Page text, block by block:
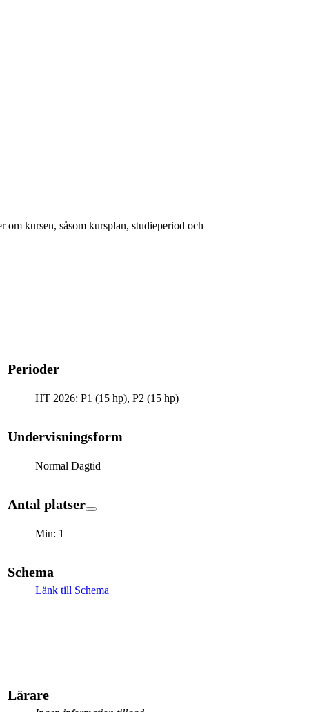
kursen, såsom kursplan, studieperiod och
Perioder
HT 2026: P1 (15 hp), P2 (15 hp)
Undervisningsform
Normal Dagtid
Antal platser
Min: 1
Schema
Länk till Schema
Lärare